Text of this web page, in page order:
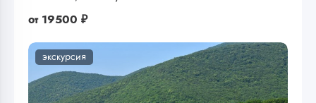
от 19500 ₽
экскурсия